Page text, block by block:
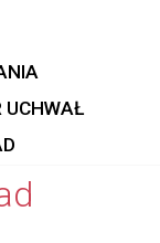
UCHWAŁ